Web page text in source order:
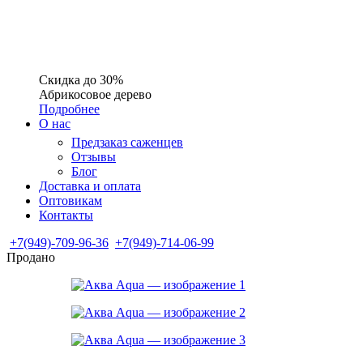
Скидка до 30%
Абрикосовое дерево
Подробнее
О нас
Предзаказ саженцев
Отзывы
Блог
Доставка и оплата
Оптовикам
Контакты
+7(949)-709-96-36 +7(949)-714-06-99
Продано